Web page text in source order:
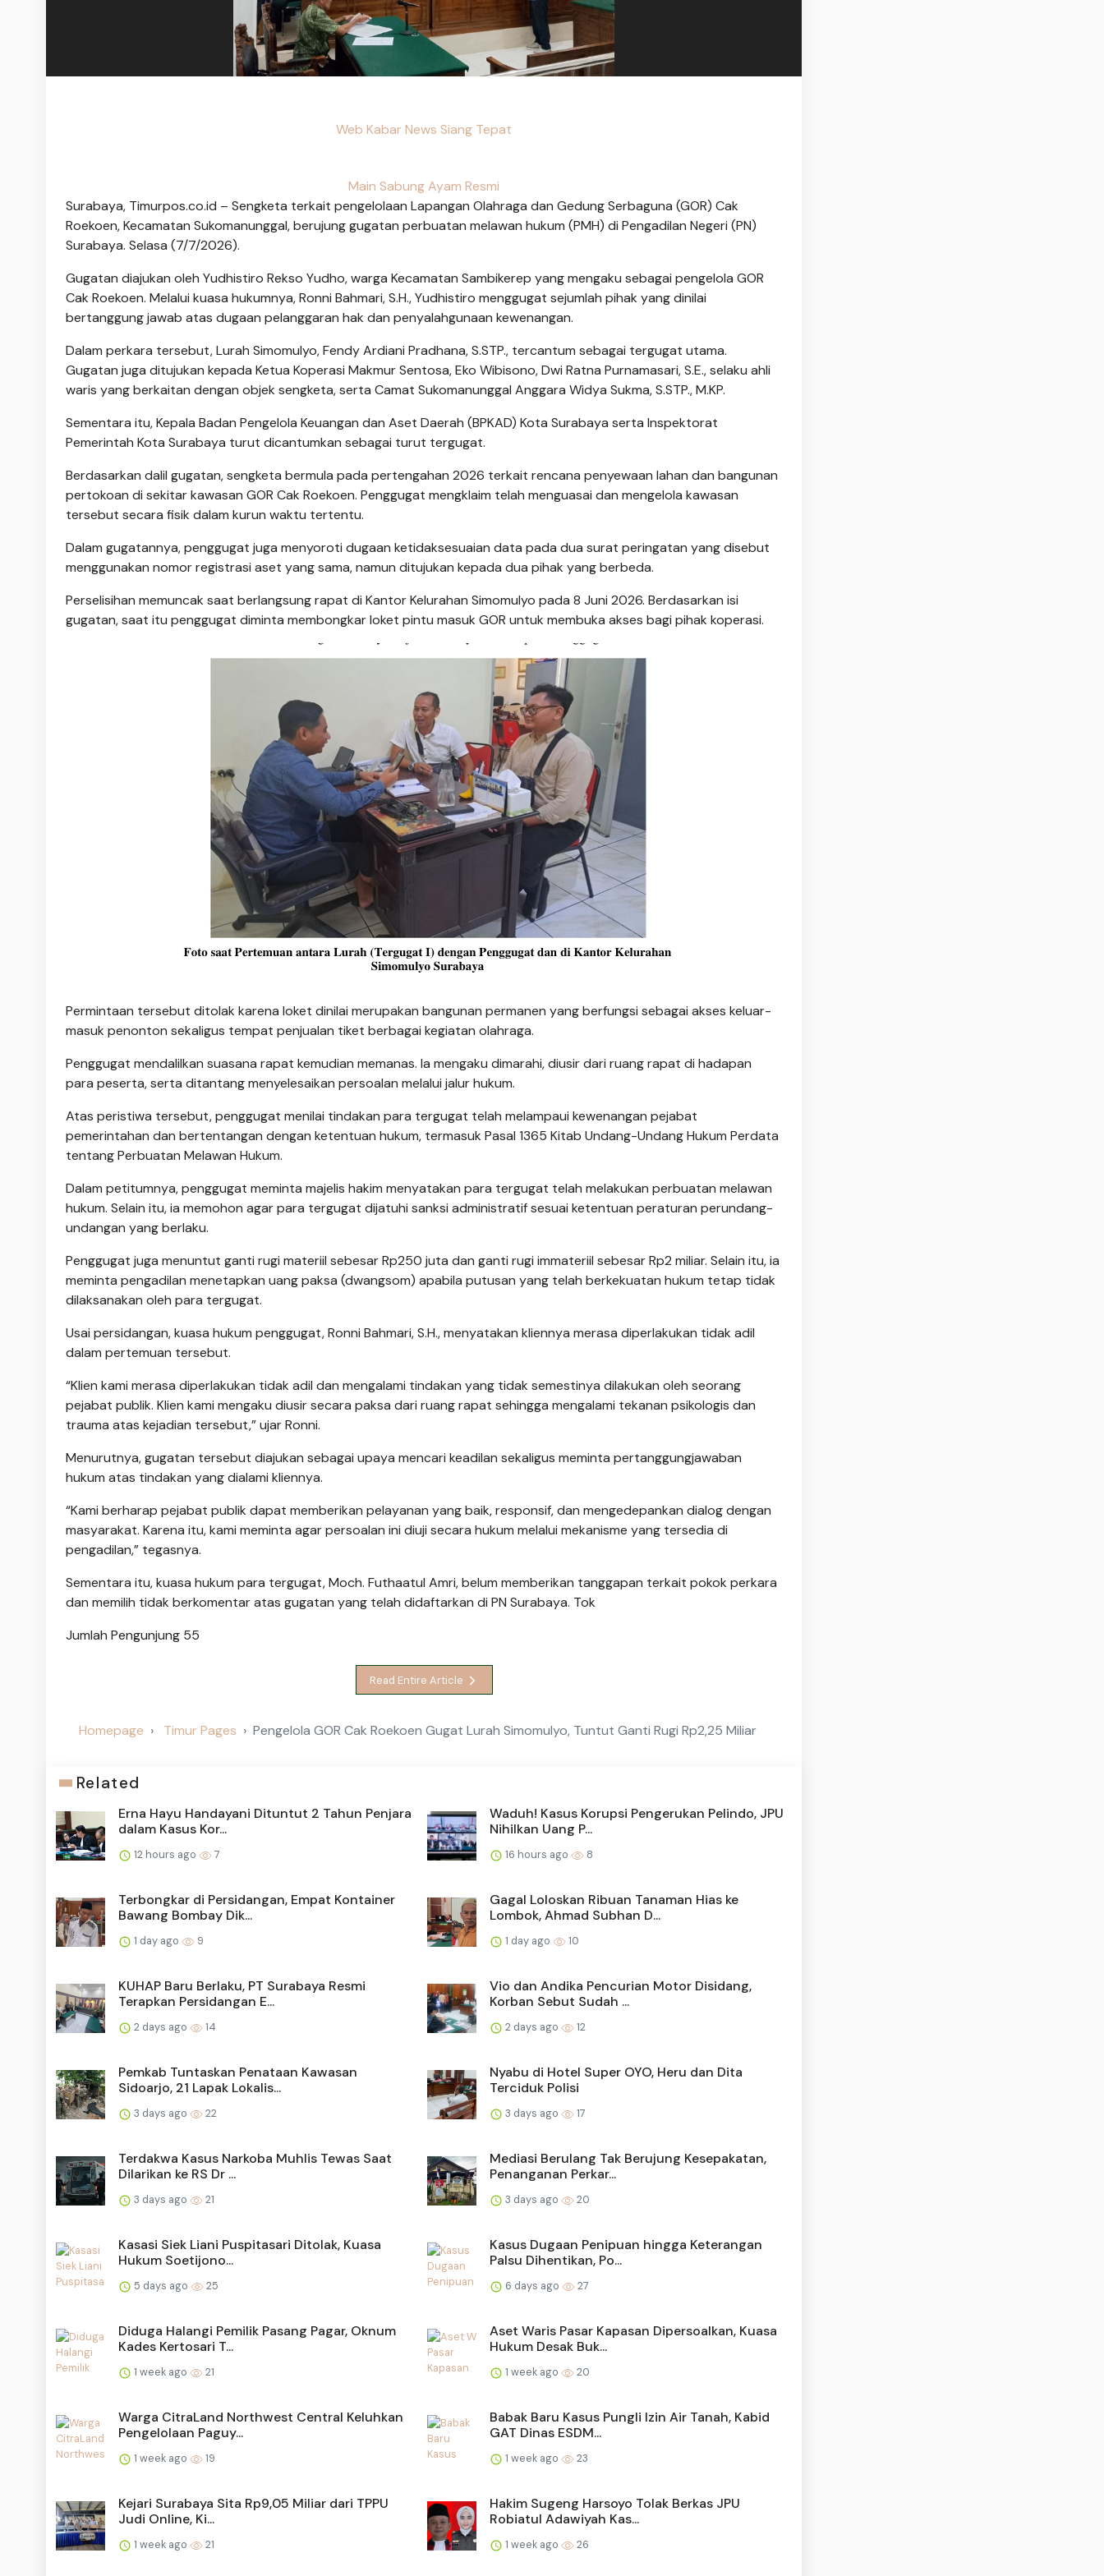
Web Kabar News Siang Tepat
Main Sabung Ayam Resmi
Surabaya, Timurpos.co.id – Sengketa terkait pengelolaan Lapangan Olahraga dan Gedung Serbaguna (GOR) Cak
Roekoen, Kecamatan Sukomanunggal, berujung gugatan perbuatan melawan hukum (PMH) di Pengadilan Negeri (PN)
Surabaya. Selasa (7/7/2026).
Gugatan diajukan oleh Yudhistiro Rekso Yudho, warga Kecamatan Sambikerep yang mengaku sebagai pengelola GOR
Cak Roekoen. Melalui kuasa hukumnya, Ronni Bahmari, S.H., Yudhistiro menggugat sejumlah pihak yang dinilai
bertanggung jawab atas dugaan pelanggaran hak dan penyalahgunaan kewenangan.
Dalam perkara tersebut, Lurah Simomulyo, Fendy Ardiani Pradhana, S.STP., tercantum sebagai tergugat utama.
Gugatan juga ditujukan kepada Ketua Koperasi Makmur Sentosa, Eko Wibisono, Dwi Ratna Purnamasari, S.E., selaku ahli
waris yang berkaitan dengan objek sengketa, serta Camat Sukomanunggal Anggara Widya Sukma, S.STP., M.KP.
Sementara itu, Kepala Badan Pengelola Keuangan dan Aset Daerah (BPKAD) Kota Surabaya serta Inspektorat
Pemerintah Kota Surabaya turut dicantumkan sebagai turut tergugat.
Berdasarkan dalil gugatan, sengketa bermula pada pertengahan 2026 terkait rencana penyewaan lahan dan bangunan
pertokoan di sekitar kawasan GOR Cak Roekoen. Penggugat mengklaim telah menguasai dan mengelola kawasan
tersebut secara fisik dalam kurun waktu tertentu.
Dalam gugatannya, penggugat juga menyoroti dugaan ketidaksesuaian data pada dua surat peringatan yang disebut
menggunakan nomor registrasi aset yang sama, namun ditujukan kepada dua pihak yang berbeda.
Perselisihan memuncak saat berlangsung rapat di Kantor Kelurahan Simomulyo pada 8 Juni 2026. Berdasarkan isi
gugatan, saat itu penggugat diminta membongkar loket pintu masuk GOR untuk membuka akses bagi pihak koperasi.
Permintaan tersebut ditolak karena loket dinilai merupakan bangunan permanen yang berfungsi sebagai akses keluar-
masuk penonton sekaligus tempat penjualan tiket berbagai kegiatan olahraga.
Penggugat mendalilkan suasana rapat kemudian memanas. Ia mengaku dimarahi, diusir dari ruang rapat di hadapan
para peserta, serta ditantang menyelesaikan persoalan melalui jalur hukum.
Atas peristiwa tersebut, penggugat menilai tindakan para tergugat telah melampaui kewenangan pejabat
pemerintahan dan bertentangan dengan ketentuan hukum, termasuk Pasal 1365 Kitab Undang-Undang Hukum Perdata
tentang Perbuatan Melawan Hukum.
Dalam petitumnya, penggugat meminta majelis hakim menyatakan para tergugat telah melakukan perbuatan melawan
hukum. Selain itu, ia memohon agar para tergugat dijatuhi sanksi administratif sesuai ketentuan peraturan perundang-
undangan yang berlaku.
Penggugat juga menuntut ganti rugi materiil sebesar Rp250 juta dan ganti rugi immateriil sebesar Rp2 miliar. Selain itu, ia
meminta pengadilan menetapkan uang paksa (dwangsom) apabila putusan yang telah berkekuatan hukum tetap tidak
dilaksanakan oleh para tergugat.
Usai persidangan, kuasa hukum penggugat, Ronni Bahmari, S.H., menyatakan kliennya merasa diperlakukan tidak adil
dalam pertemuan tersebut.
“Klien kami merasa diperlakukan tidak adil dan mengalami tindakan yang tidak semestinya dilakukan oleh seorang
pejabat publik. Klien kami mengaku diusir secara paksa dari ruang rapat sehingga mengalami tekanan psikologis dan
trauma atas kejadian tersebut,” ujar Ronni.
Menurutnya, gugatan tersebut diajukan sebagai upaya mencari keadilan sekaligus meminta pertanggungjawaban
hukum atas tindakan yang dialami kliennya.
“Kami berharap pejabat publik dapat memberikan pelayanan yang baik, responsif, dan mengedepankan dialog dengan
masyarakat. Karena itu, kami meminta agar persoalan ini diuji secara hukum melalui mekanisme yang tersedia di
pengadilan,” tegasnya.
Sementara itu, kuasa hukum para tergugat, Moch. Futhaatul Amri, belum memberikan tanggapan terkait pokok perkara
dan memilih tidak berkomentar atas gugatan yang telah didaftarkan di PN Surabaya. Tok
Jumlah Pengunjung 55
Read Entire Article
Homepage Timur Pages Pengelola GOR Cak Roekoen Gugat Lurah Simomulyo, Tuntut Ganti Rugi Rp2,25 Miliar
Related
Erna Hayu Handayani Dituntut 2 Tahun Penjara
dalam Kasus Kor...
12 hours ago 7
Waduh! Kasus Korupsi Pengerukan Pelindo, JPU
Nihilkan Uang P...
16 hours ago 8
Terbongkar di Persidangan, Empat Kontainer
Bawang Bombay Dik...
1 day ago 9
Gagal Loloskan Ribuan Tanaman Hias ke
Lombok, Ahmad Subhan D...
1 day ago 10
KUHAP Baru Berlaku, PT Surabaya Resmi
Terapkan Persidangan E...
2 days ago 14
Vio dan Andika Pencurian Motor Disidang,
Korban Sebut Sudah ...
2 days ago 12
Pemkab Tuntaskan Penataan Kawasan
Sidoarjo, 21 Lapak Lokalis...
3 days ago 22
Nyabu di Hotel Super OYO, Heru dan Dita
Terciduk Polisi
3 days ago 17
Terdakwa Kasus Narkoba Muhlis Tewas Saat
Dilarikan ke RS Dr ...
3 days ago 21
Mediasi Berulang Tak Berujung Kesepakatan,
Penanganan Perkar...
3 days ago 20
Kasasi Siek Liani Puspitasari Ditolak, Kuasa
Hukum Soetijono...
5 days ago 25
Kasus Dugaan Penipuan hingga Keterangan
Palsu Dihentikan, Po...
6 days ago 27
Diduga Halangi Pemilik Pasang Pagar, Oknum
Kades Kertosari T...
1 week ago 21
Aset Waris Pasar Kapasan Dipersoalkan, Kuasa
Hukum Desak Buk...
1 week ago 20
Warga CitraLand Northwest Central Keluhkan
Pengelolaan Paguy...
1 week ago 19
Babak Baru Kasus Pungli Izin Air Tanah, Kabid
GAT Dinas ESDM...
1 week ago 23
Kejari Surabaya Sita Rp9,05 Miliar dari TPPU
Judi Online, Ki...
1 week ago 21
Hakim Sugeng Harsoyo Tolak Berkas JPU
Robiatul Adawiyah Kas...
1 week ago 26